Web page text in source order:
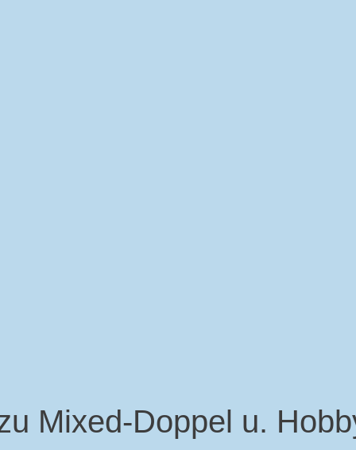
Mixed-Doppel u.